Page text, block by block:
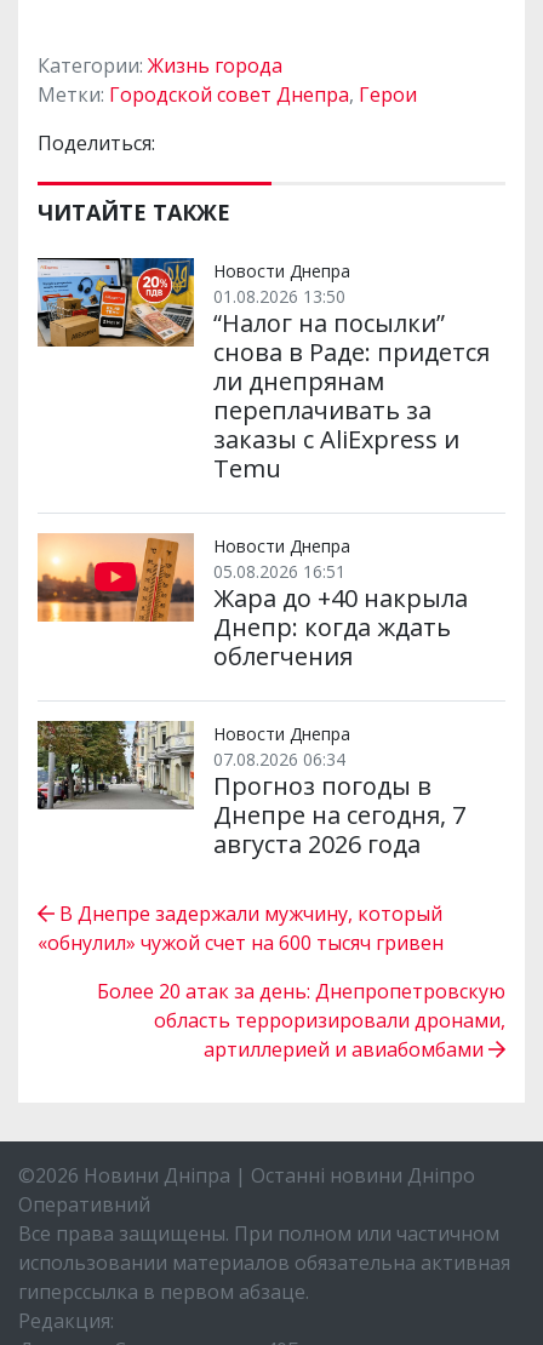
Категории: Жизнь города
Метки: Городской совет Днепра, Герои
Поделиться:
ЧИТАЙТЕ ТАКЖЕ
Новости Днепра
01.08.2026 13:50
“Налог на посылки”
снова в Раде: придется
ли днепрянам
переплачивать за
заказы с AliExpress и
Temu
Новости Днепра
05.08.2026 16:51
Жара до +40 накрыла
Днепр: когда ждать
облегчения
Новости Днепра
07.08.2026 06:34
Прогноз погоды в
Днепре на сегодня, 7
августа 2026 года
В Днепре задержали мужчину, который
«обнулил» чужой счет на 600 тысяч гривен
Более 20 атак за день: Днепропетровскую
область терроризировали дронами,
артиллерией и авиабомбами
©2026 Новини Дніпра | Останні новини Дніпро
Оперативний
Все права защищены. При полном или частичном
использовании материалов обязательна активная
гиперссылка в первом абзаце.
Редакция: